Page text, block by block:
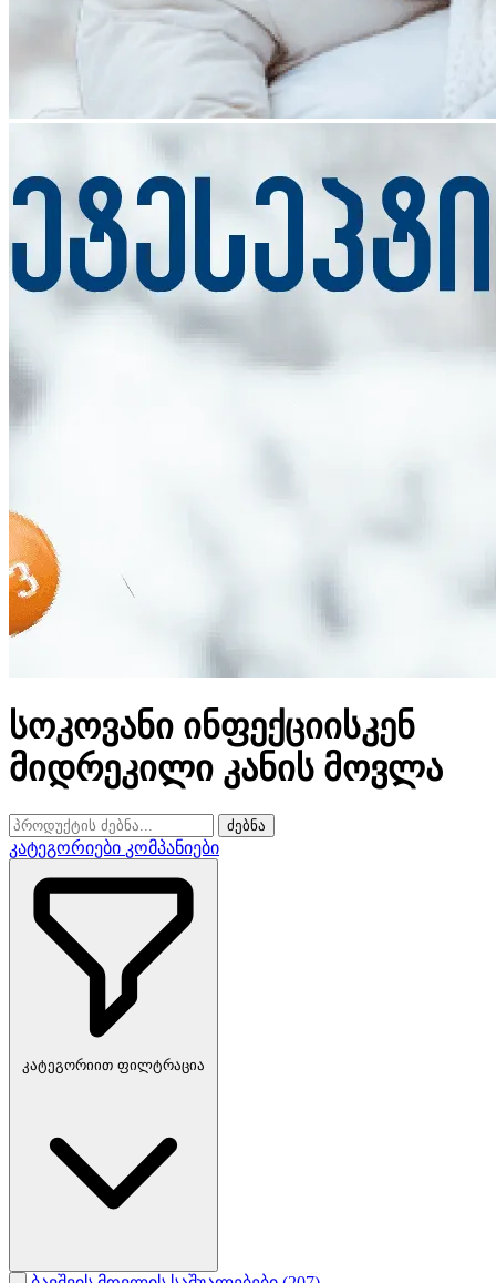
სოკოვანი ინფექციისკენ
მიდრეკილი კანის მოვლა
ძებნა
კატეგორიები კომპანიები
კატეგორიით ფილტრაცია